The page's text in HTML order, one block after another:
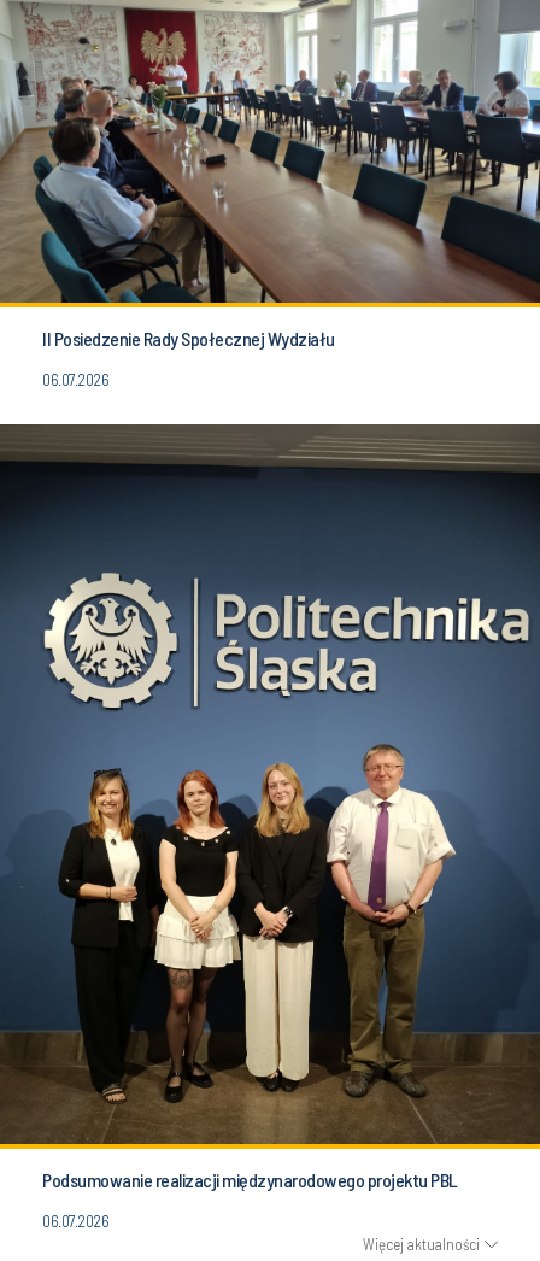
II Posiedzenie Rady Społecznej Wydziału
06.07.2026
Podsumowanie realizacji międzynarodowego projektu PBL
06.07.2026
Więcej aktualności